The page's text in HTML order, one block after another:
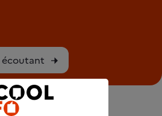
écoutant